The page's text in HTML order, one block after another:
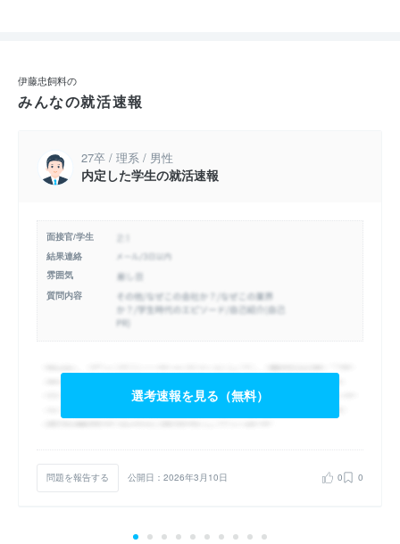
伊藤忠飼料の
みんなの就活速報
27卒 / 理系 / 男性
内定した学生の就活速報
面接官/学生
結果連絡
雰囲気
質問内容
選考速報を見る（無料）
問題を報告する 公開日：2026年3月10日 0 0